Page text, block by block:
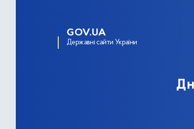
GOV.UA
Державні сайти України